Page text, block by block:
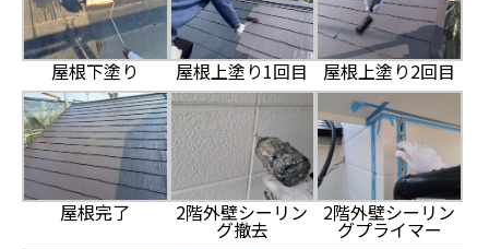
屋根下塗り 屋根上塗り1回目 屋根上塗り2回目
屋根完了 2階外壁シーリン
グ撤去
2階外壁シーリン
グプライマー